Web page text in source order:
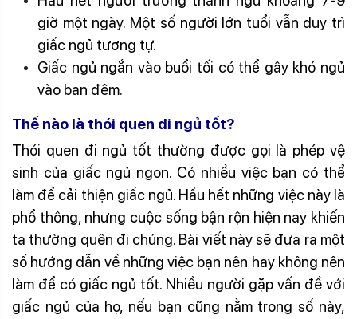
giờ một ngày. Một số người lớn tuổi vẫn duy trì
giấc ngủ tương tự.
Giấc ngủ ngắn vào buổi tối có thể gây khó ngủ
vào ban đêm.
Thế nào là thói quen đi ngủ tốt?
Thói quen đi ngủ tốt thường được gọi là phép vệ
sinh của giấc ngủ ngon. Có nhiều việc bạn có thể
làm để cải thiện giấc ngủ. Hầu hết những việc này là
phổ thông, nhưng cuộc sống bận rộn hiện nay khiến
ta thường quên đi chúng. Bài viết này sẽ đưa ra một
số hướng dẫn về những việc bạn nên hay không nên
làm để có giấc ngủ tốt. Nhiều người gặp vấn đề với
giấc ngủ của họ, nếu bạn cũng nằm trong số này,